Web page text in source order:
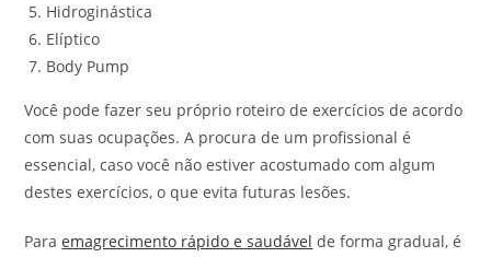
Hidroginástica
Elíptico
Body Pump
Você pode fazer seu próprio roteiro de exercícios de acordo
com suas ocupações. A procura de um profissional é
essencial, caso você não estiver acostumado com algum
destes exercícios, o que evita futuras lesões.
Paraemagrecimento rápido e saudável de forma gradual, é